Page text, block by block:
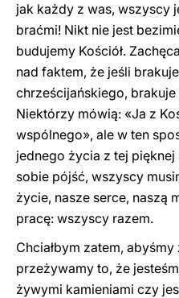
jak każdy z was, wszyscy
braćmi! Nikt nie jest
budujemy Kościół.
nad faktem, że jeśli
chrześcijańskiego, brakuje
Niektórzy mówią: «Ja z
wspólnego», ale w ten
jednego życia z tej
sobie pójść, wszyscy
życie, nasze serce, naszą
pracę: wszyscy razem.
Chciałbym zatem,
przeżywamy to, że
żywymi kamieniami czy